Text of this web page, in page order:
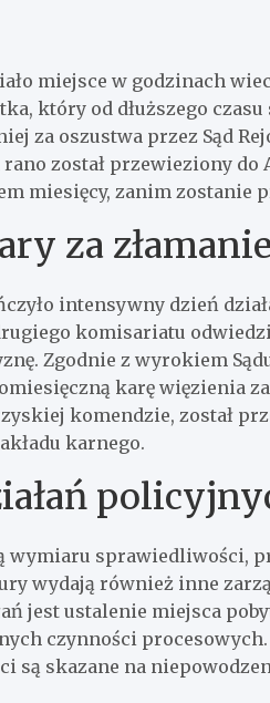
miejsce w godzinach
który od dłuższego
za oszustwa przez Sąd
został przewieziony do
miesięcy, zanim zostanie
za
intensywny dzień
komisariatu
Zgodnie z wyrokiem
karę więzienia
komendzie, został
karnego.
sprawiedliwości,
wydają również inne
jest ustalenie miejsca
czynności
są skazane na